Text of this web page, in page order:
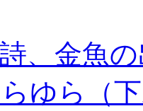
、金魚
ゆら（